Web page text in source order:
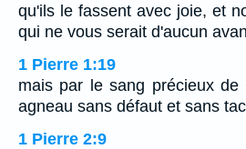
qu'ils le fassent avec joie, et
qui ne vous serait d'aucun
1 Pierre 1:19
mais par le sang précieux de
agneau sans défaut et sans
1 Pierre 2:9